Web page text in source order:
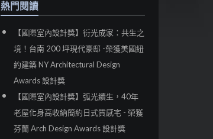
熱門閱讀
【國際室內設計獎】衍光成家：共生之
境！台南 200 坪現代豪邸 -榮獲美國紐
約建築 NY Architectural Design
Awards 設計獎
【國際室內設計獎】弧光續生，40年
老屋化身高收納簡約日式質感宅 - 榮獲
芬蘭 Arch Design Awards 設計獎